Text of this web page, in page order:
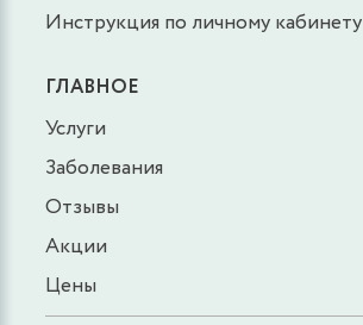
Инструкция по личному кабинету
ГЛАВНОЕ
Услуги
Заболевания
Отзывы
Акции
Цены